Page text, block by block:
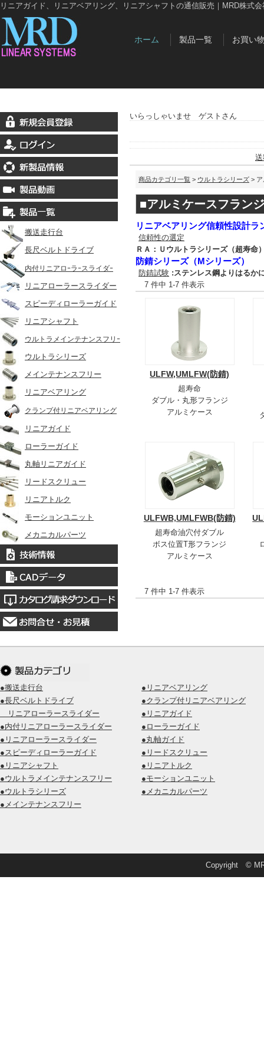
リニアガイド、リニアベアリング、リニアシャフトの通信販売｜MRD株式会
ホーム 製品一覧 お買い
搬送走行台
長尺ベルトドライブ
内付リニアロｰラｰスライダｰ
リニアローラースライダー
スピーディローラーガイド
リニアシャフト
ウルトラメインテナンスフリｰ
ウルトラシリーズ
メインテナンスフリー
リニアベアリング
クランプ付リニアベアリング
リニアガイド
ローラーガイド
丸軸リニアガイド
リードスクリュー
リニアトルク
モーションユニット
メカニカルパーツ
いらっしゃいませ ゲストさん
商品カテゴリ一覧 > ウルトラシリーズ >
■アルミケースフラン
リニアベアリング信頼性設計
信頼性の選定
ＲＡ：Ｕウルトラシリーズ（超寿命
防錆シリーズ（Mシリーズ）
防錆試験 :ステンレス鋼よりはるか
7 件中 1-7 件表示
ULFW,UMLFW(防錆)
超寿命
ダブル・丸形フランジ
アルミケース
ULFWB,UMLFWB(防錆)
超寿命油穴付ダブル
ボス位置T形フランジ
アルミケース
7 件中 1-7 件表示
●搬送走行台
●長尺ベルトドライブ
リニアローラースライダー
●内付リニアローラースライダー
●リニアローラースライダー
●スピーディローラーガイド
●リニアシャフト
●ウルトラメインテナンスフリー
●ウルトラシリーズ
●メインテナンスフリー
●リニアベアリング
●クランプ付リニアベアリング
●リニアガイド
●ローラーガイド
●丸軸ガイド
●リードスクリュー
●リニアトルク
●モーションユニット
●メカニカルパーツ
Copyright ©